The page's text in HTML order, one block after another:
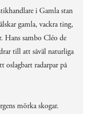
i Gamla stan
gamla, vackra ting,
Hans sambo Cléo de
till att såväl naturliga
oslagbart radarpar på
mörka skogar.